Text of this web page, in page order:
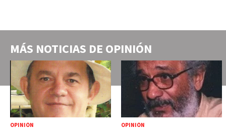
MÁS NOTICIAS DE OPINIÓN
OPINIÓN OPINIÓN